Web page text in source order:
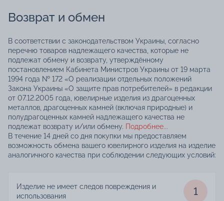
Возврат и обмен
В соответствии с законодательством Украины, согласно
перечню товаров надлежащего качества, которые не
подлежат обмену и возврату, утверждённому
постановлением Кабинета Министров Украины от 19 марта
1994 года № 172 «О реализации отдельных положений
Закона Украины «О защите прав потребителей» в редакции
от 07.12.2005 года, ювелирные изделия из драгоценных
металлов, драгоценных камней (включая природные) и
полудрагоценных камней надлежащего качества не
подлежат возврату и/или обмену. Подробнее...
В течение 14 дней со дня покупки мы предоставляем
возможность обмена вашего ювелирного изделия на изделие
аналогичного качества при соблюдении следующих условий:
Изделие не имеет следов повреждения и
использования
1